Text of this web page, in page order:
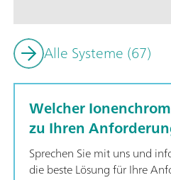
Alle Systeme (67)
Welcher
zu Ihren
Sprechen Sie mit uns und
die beste Lösung für Ihre